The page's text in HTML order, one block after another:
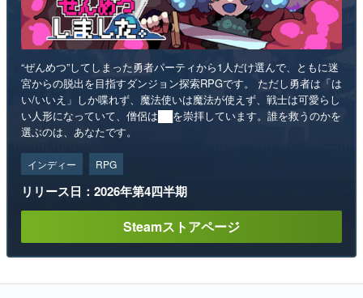
“ぜんめつ”してしまった勇者パーティから1人だけ選んで、ともに迷
宮からの脱出を目指すダンジョン探索RPGです。 ただし勇者は「は
い/いいえ」しか喋れず、魔法使いは魔法が使えず、戦士は可愛らし
い人形になっていて、僧侶は██を崇拝しています。誰を救うのかを
選ぶのは、あなたです。
インディー RPG
リリース日：2026年第4四半期
Steamストアページ